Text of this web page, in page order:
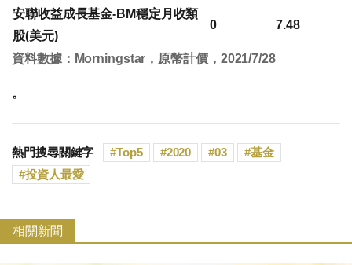
安聯收益成長基金-BM穩定月收類
股(美元)
0 7.48
資料數據：Morningstar，原幣計價，2021/7/28
。
熱門搜尋關鍵字 Top5 2020 03
基金
投資人最愛
相關新聞